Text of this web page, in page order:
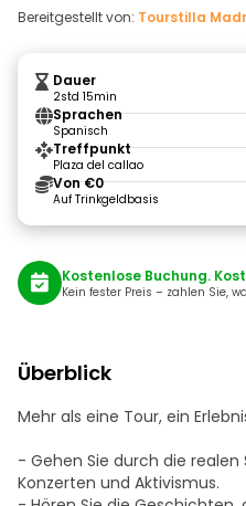
Bereitgestellt von: Tourstilla
Dauer
2std 15min
Sprachen
Spanisch
Treffpunkt
Plaza del callao
Von €0
Auf Trinkgeldbasis
Kostenlose Buchung.
Kein fester Preis – zahlen Sie,
Überblick
Mehr als eine Tour, ein
- Gehen Sie durch die
Konzerten und Aktivismus.